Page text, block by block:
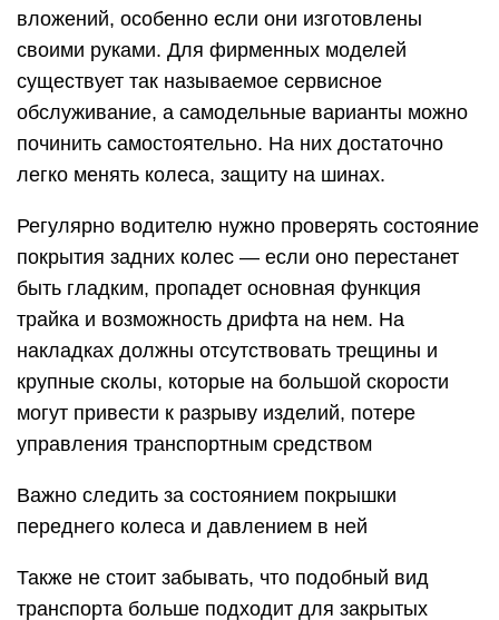
вложений, особенно если они изготовлены
своими руками. Для фирменных моделей
существует так называемое сервисное
обслуживание, а самодельные варианты можно
починить самостоятельно. На них достаточно
легко менять колеса, защиту на шинах.
Регулярно водителю нужно проверять состояние
покрытия задних колес — если оно перестанет
быть гладким, пропадет основная функция
трайка и возможность дрифта на нем. На
накладках должны отсутствовать трещины и
крупные сколы, которые на большой скорости
могут привести к разрыву изделий, потере
управления транспортным средством
Важно следить за состоянием покрышки
переднего колеса и давлением в ней
Также не стоит забывать, что подобный вид
транспорта больше подходит для закрытых